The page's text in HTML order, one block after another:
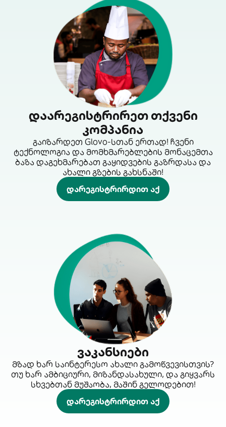
დაარეგისტრირეთ თქვენი
კომპანია
გაიზარდეთ Glovo-სთან ერთად! ჩვენი
ტექნოლოგია და მომხმარებლების მონაცემთა
ბაზა დაგეხმარებათ გაყიდვების გაზრდასა და
ახალი გზების გახსნაში!
დარეგისტრირდით აქ
ვაკანსიები
მზად ხარ საინტერესო ახალი გამოწვევისთვის?
თუ ხარ ამბიციური, მიზანდასახული, და გიყვარს
სხვებთან მუშაობა, მაშინ გელოდებით!
დარეგისტრირდით აქ